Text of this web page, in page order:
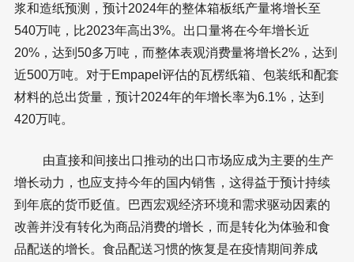
浆和造纸预测，预计2024年的整体箱板纸产量将增长至
540万吨，比2023年高出3%。出口量将在今年增长近
20%，达到50多万吨，而整体表观消费量将增长2%，达到
近500万吨。对于Empapel评估的瓦楞纸箱、包装纸和配套
材料的总出货量，预计2024年的年增长率为6.1%，达到
420万吨。
由直接和间接出口推动的出口市场应成为主要的生产
增长动力，也应支持今年的国内销售，这得益于预计持续
到年底的货币贬值。巴西宏观经济环境和需求驱动因素的
改善并没有转化为商品消费的增长，而是转化为体验和食
品配送的增长。食品配送习惯的恢复是在疫情期间养成